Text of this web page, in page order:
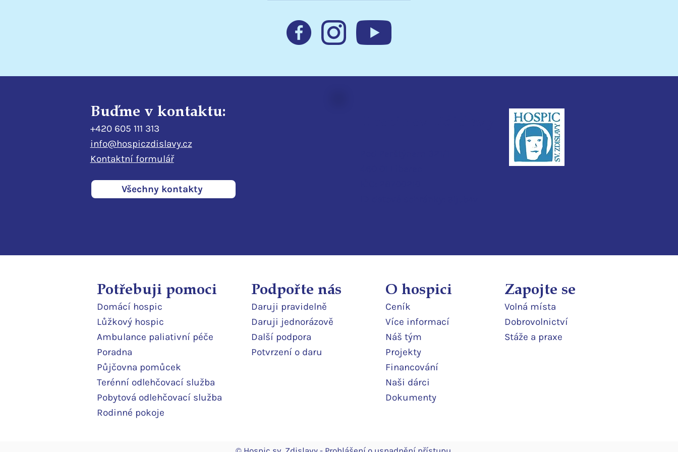
Buďme v kontaktu:
+420 605 111 313
info@hospiczdislavy.cz
Kontaktní formulář
Všechny kontakty
Potřebuji pomoci
Domácí hospic
Lůžkový hospic
Ambulance paliativní péče
Poradna
Půjčovna pomůcek
Terénní odlehčovací služba
Pobytová odlehčovací služba
Rodinné pokoje
Podpořte nás
Daruji pravidelně
Daruji jednorázově
Další podpora
Potvrzení o daru
O hospici
Ceník
Více informací
Náš tým
Projekty
Financování
Naši dárci
Dokumenty
Zapojte se
Volná místa
Dobrovolnictví
Stáže a praxe